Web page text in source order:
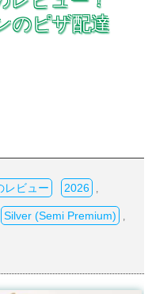
のピザ配達
レビュー 2026
Silver (Semi Premium)